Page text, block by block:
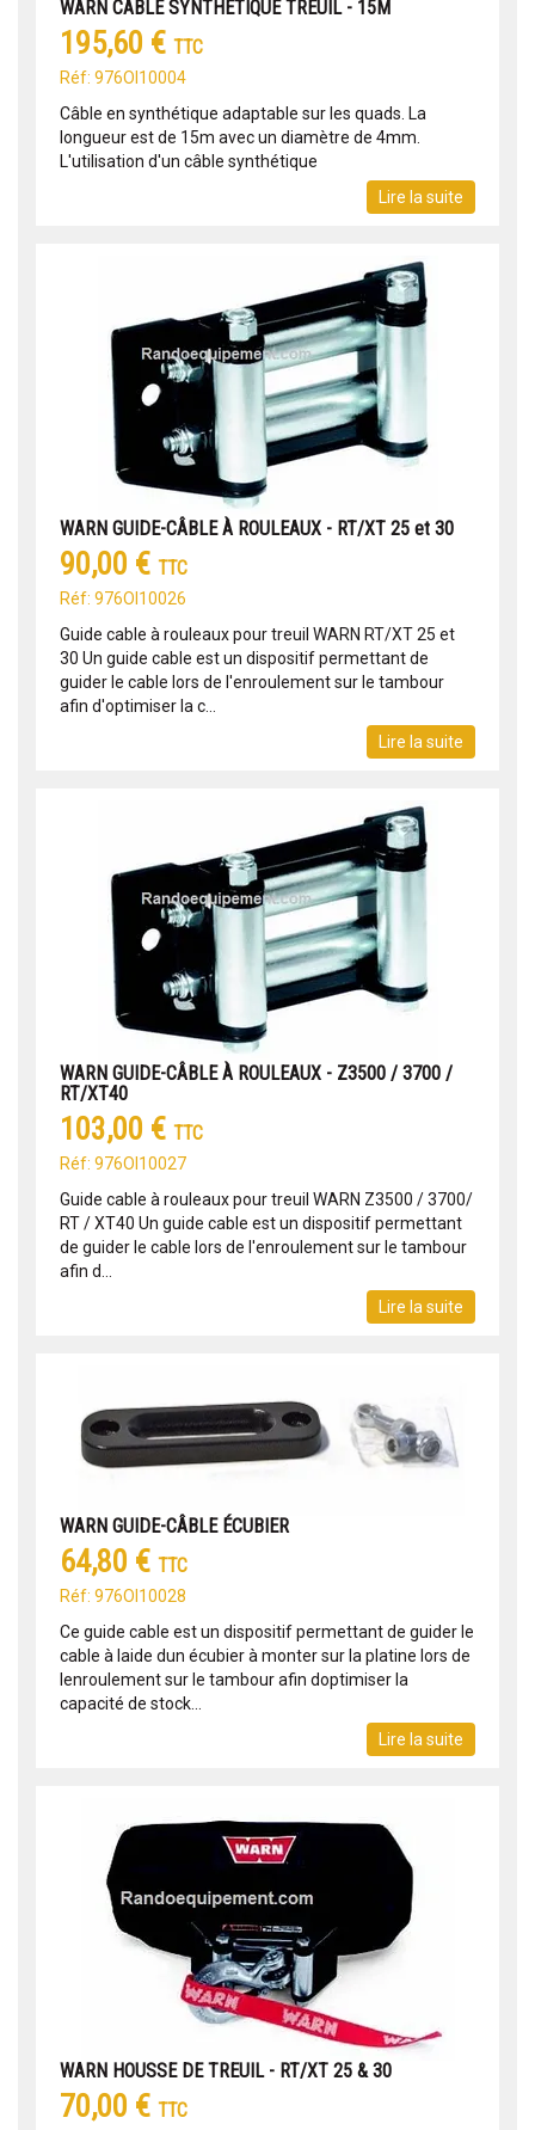
WARN CABLE SYNTHÉTIQUE TREUIL - 15M
195,60 € TTC
Réf: 976OI10004
Câble en synthétique adaptable sur les quads. La
longueur est de 15m avec un diamètre de 4mm.
L'utilisation d'un câble synthétique
Lire la suite
WARN GUIDE-CÂBLE À ROULEAUX - RT/XT 25 et 30
90,00 € TTC
Réf: 976OI10026
Guide cable à rouleaux pour treuil WARN RT/XT 25 et
30 Un guide cable est un dispositif permettant de
guider le cable lors de l'enroulement sur le tambour
afin d'optimiser la c...
Lire la suite
WARN GUIDE-CÂBLE À ROULEAUX - Z3500 / 3700 /
RT/XT40
103,00 € TTC
Réf: 976OI10027
Guide cable à rouleaux pour treuil WARN Z3500 / 3700/
RT / XT40 Un guide cable est un dispositif permettant
de guider le cable lors de l'enroulement sur le tambour
afin d...
Lire la suite
WARN GUIDE-CÂBLE ÉCUBIER
64,80 € TTC
Réf: 976OI10028
Ce guide cable est un dispositif permettant de guider le
cable à laide dun écubier à monter sur la platine lors de
lenroulement sur le tambour afin doptimiser la
capacité de stock...
Lire la suite
WARN HOUSSE DE TREUIL - RT/XT 25 & 30
70,00 € TTC